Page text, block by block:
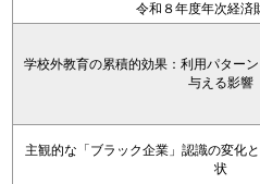
令和８年度年次経済
学校外教育の累積的効果：利用パター
与える影響
主観的な「ブラック企業」認識の変化
状